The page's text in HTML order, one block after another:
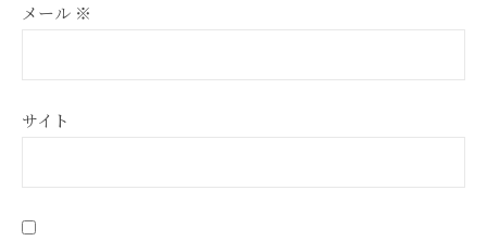
メール ※
サイト